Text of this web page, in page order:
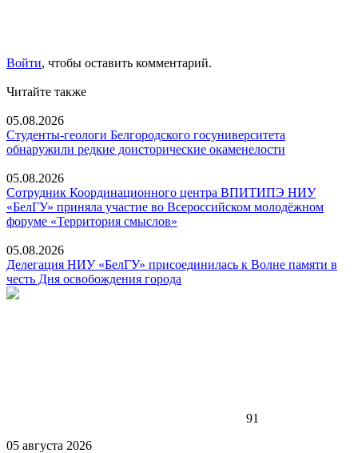
Войти, чтобы оставить комментарий.
Читайте также
05.08.2026
Студенты-геологи Белгородского госуниверситета
обнаружили редкие доисторические окаменелости
05.08.2026
Сотрудник Координационного центра ВПИТИПЭ НИУ
«БелГУ» приняла участие во Всероссийском молодёжном
форуме «Территория смыслов»
05.08.2026
Делегация НИУ «БелГУ» присоединилась к Волне памяти в
честь Дня освобождения города
91
05 августа 2026